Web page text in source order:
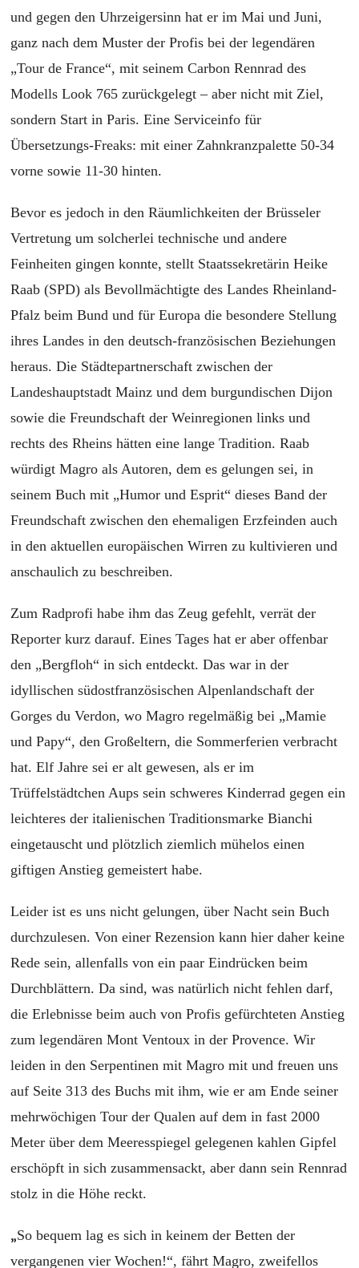
und gegen den Uhrzeigersinn hat er im Mai und Juni,
ganz nach dem Muster der Profis bei der legendären
„Tour de France“, mit seinem Carbon Rennrad des
Modells Look 765 zurückgelegt – aber nicht mit Ziel,
sondern Start in Paris. Eine Serviceinfo für
Übersetzungs-Freaks: mit einer Zahnkranzpalette 50-34
vorne sowie 11-30 hinten.
Bevor es jedoch in den Räumlichkeiten der Brüsseler
Vertretung um solcherlei technische und andere
Feinheiten gingen konnte, stellt Staatssekretärin Heike
Raab (SPD) als Bevollmächtigte des Landes Rheinland-
Pfalz beim Bund und für Europa die besondere Stellung
ihres Landes in den deutsch-französischen Beziehungen
heraus. Die Städtepartnerschaft zwischen der
Landeshauptstadt Mainz und dem burgundischen Dijon
sowie die Freundschaft der Weinregionen links und
rechts des Rheins hätten eine lange Tradition. Raab
würdigt Magro als Autoren, dem es gelungen sei, in
seinem Buch mit „Humor und Esprit“ dieses Band der
Freundschaft zwischen den ehemaligen Erzfeinden auch
in den aktuellen europäischen Wirren zu kultivieren und
anschaulich zu beschreiben.
Zum Radprofi habe ihm das Zeug gefehlt, verrät der
Reporter kurz darauf. Eines Tages hat er aber offenbar
den „Bergfloh“ in sich entdeckt. Das war in der
idyllischen südostfranzösischen Alpenlandschaft der
Gorges du Verdon, wo Magro regelmäßig bei „Mamie
und Papy“, den Großeltern, die Sommerferien verbracht
hat. Elf Jahre sei er alt gewesen, als er im
Trüffelstädtchen Aups sein schweres Kinderrad gegen ein
leichteres der italienischen Traditionsmarke Bianchi
eingetauscht und plötzlich ziemlich mühelos einen
giftigen Anstieg gemeistert habe.
Leider ist es uns nicht gelungen, über Nacht sein Buch
durchzulesen. Von einer Rezension kann hier daher keine
Rede sein, allenfalls von ein paar Eindrücken beim
Durchblättern. Da sind, was natürlich nicht fehlen darf,
die Erlebnisse beim auch von Profis gefürchteten Anstieg
zum legendären Mont Ventoux in der Provence. Wir
leiden in den Serpentinen mit Magro mit und freuen uns
auf Seite 313 des Buchs mit ihm, wie er am Ende seiner
mehrwöchigen Tour der Qualen auf dem in fast 2000
Meter über dem Meeresspiegel gelegenen kahlen Gipfel
erschöpft in sich zusammensackt, aber dann sein Rennrad
stolz in die Höhe reckt.
„So bequem lag es sich in keinem der Betten der
vergangenen vier Wochen!“, fährt Magro, zweifellos